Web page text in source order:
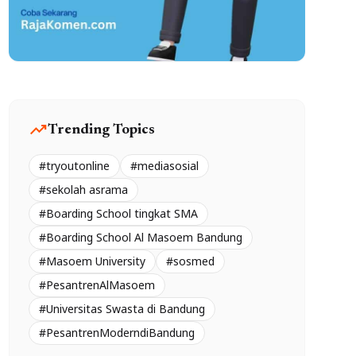
trending_upTrending Topics
#tryoutonline
#mediasosial
#sekolah asrama
#Boarding School tingkat SMA
#Boarding School Al Masoem Bandung
#Masoem University
#sosmed
#PesantrenAlMasoem
#Universitas Swasta di Bandung
#PesantrenModerndiBandung